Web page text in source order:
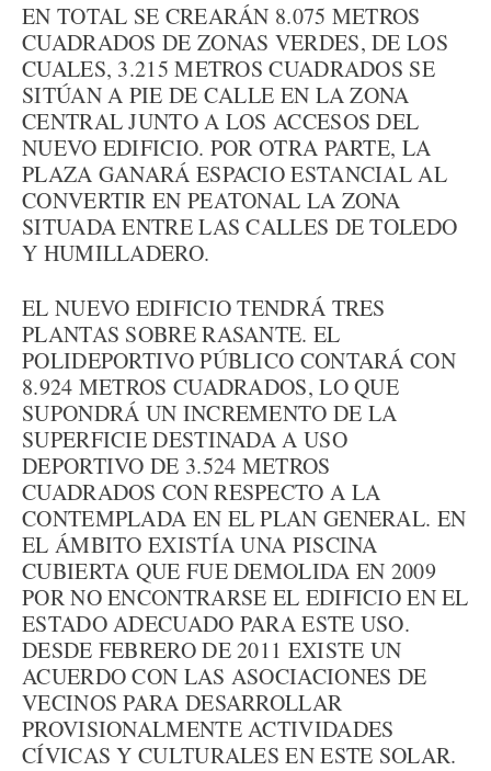
EN TOTAL SE CREARÁN 8.075 METROS
CUADRADOS DE ZONAS VERDES, DE LOS
CUALES, 3.215 METROS CUADRADOS SE
SITÚAN A PIE DE CALLE EN LA ZONA
CENTRAL JUNTO A LOS ACCESOS DEL
NUEVO EDIFICIO. POR OTRA PARTE, LA
PLAZA GANARÁ ESPACIO ESTANCIAL AL
CONVERTIR EN PEATONAL LA ZONA
SITUADA ENTRE LAS CALLES DE TOLEDO
Y HUMILLADERO.
EL NUEVO EDIFICIO TENDRÁ TRES
PLANTAS SOBRE RASANTE. EL
POLIDEPORTIVO PÚBLICO CONTARÁ CON
8.924 METROS CUADRADOS, LO QUE
SUPONDRÁ UN INCREMENTO DE LA
SUPERFICIE DESTINADA A USO
DEPORTIVO DE 3.524 METROS
CUADRADOS CON RESPECTO A LA
CONTEMPLADA EN EL PLAN GENERAL. EN
EL ÁMBITO EXISTÍA UNA PISCINA
CUBIERTA QUE FUE DEMOLIDA EN 2009
POR NO ENCONTRARSE EL EDIFICIO EN EL
ESTADO ADECUADO PARA ESTE USO.
DESDE FEBRERO DE 2011 EXISTE UN
ACUERDO CON LAS ASOCIACIONES DE
VECINOS PARA DESARROLLAR
PROVISIONALMENTE ACTIVIDADES
CÍVICAS Y CULTURALES EN ESTE SOLAR.